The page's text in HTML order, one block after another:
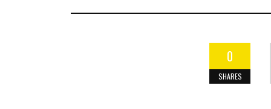
0
SHARES